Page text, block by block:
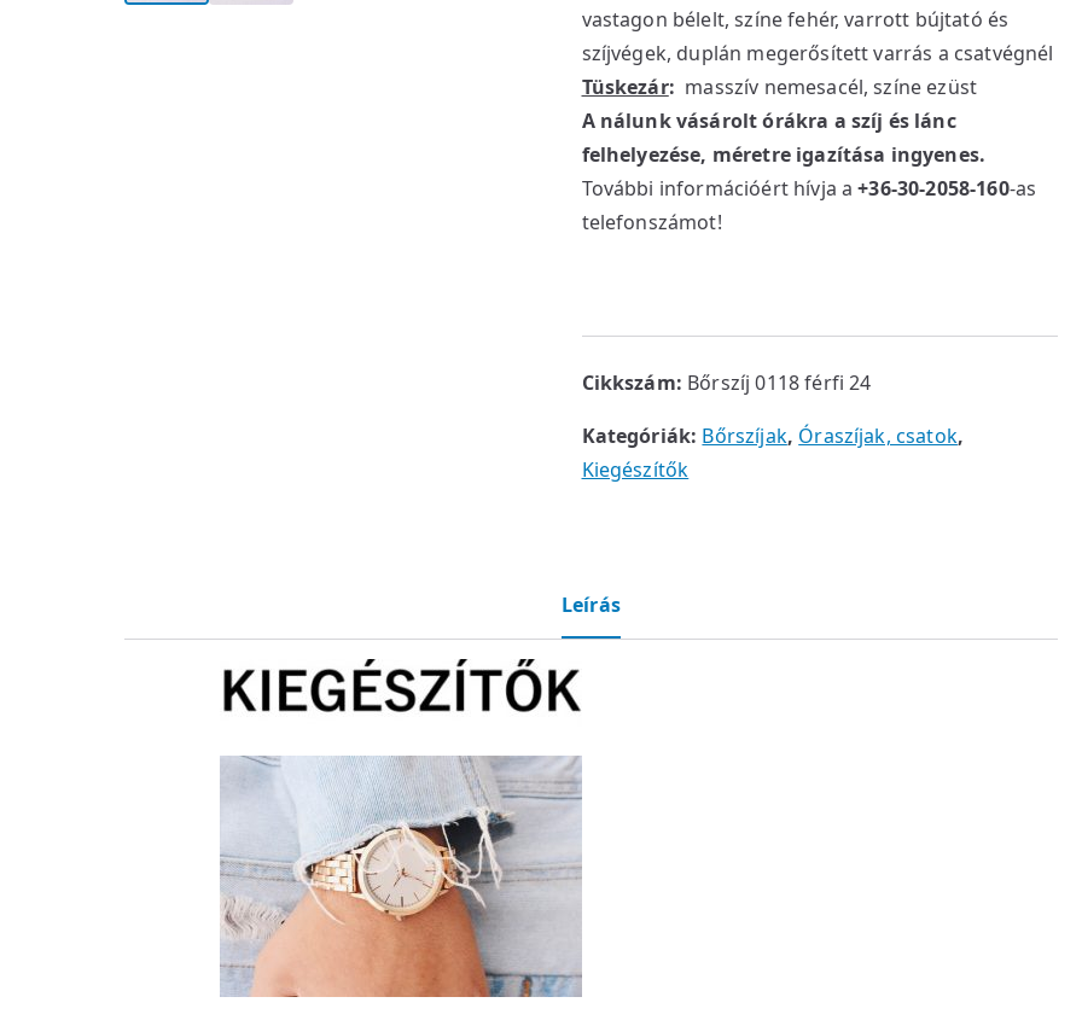
vastagon bélelt, színe fehér, varrott bújtató és
szíjvégek, duplán megerősített varrás a csatvégnél
Tüskezár: masszív nemesacél, színe ezüst
A nálunk vásárolt órákra a szíj és lánc
felhelyezése, méretre igazítása ingyenes.
További információért hívja a+36-30-2058-160-as
telefonszámot!
Cikkszám: Bőrszíj 0118 férfi 24
Kategóriák: Bőrszíjak, Óraszíjak, csatok,
Kiegészítők
Leírás